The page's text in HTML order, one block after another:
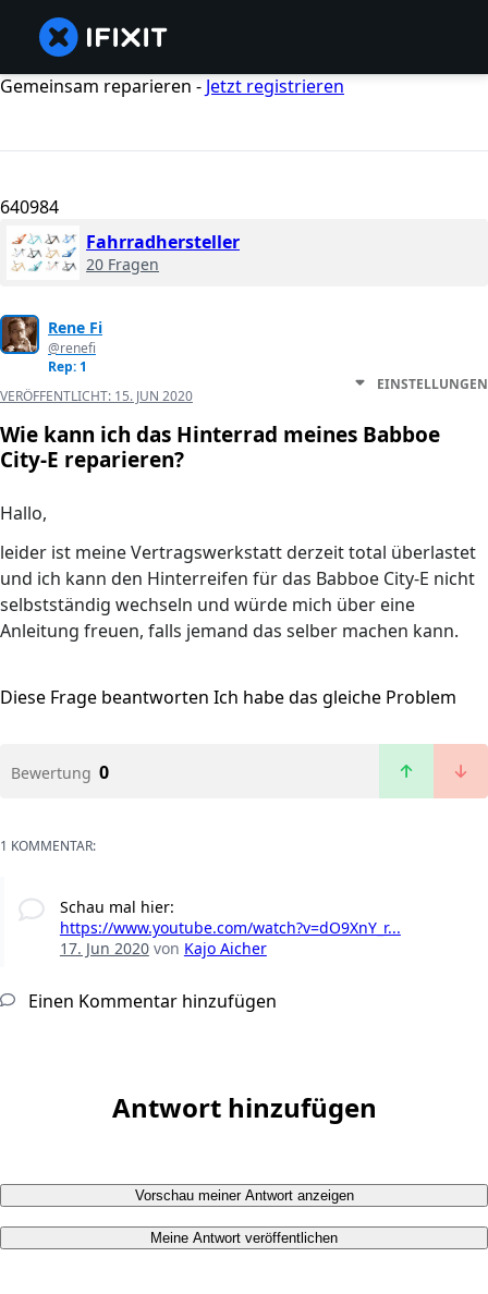
Gemeinsam reparieren - Jetzt registrieren
640984
Fahrradhersteller
20 Fragen
Rene Fi
@renefi
Rep: 1
VERÖFFENTLICHT: 15. JUN 2020
EINSTELLUNGEN
Wie kann ich das Hinterrad meines Babboe
City-E reparieren?
Hallo,
leider ist meine Vertragswerkstatt derzeit total überlastet
und ich kann den Hinterreifen für das Babboe City-E nicht
selbstständig wechseln und würde mich über eine
Anleitung freuen, falls jemand das selber machen kann.
Diese Frage beantworten Ich habe das gleiche Problem
Bewertung 0
1 KOMMENTAR:
Schau mal hier:
https://www.youtube.com/watch?v=dO9XnY_r...
17. Jun 2020von Kajo Aicher
Einen Kommentar hinzufügen
Antwort hinzufügen
Vorschau meiner Antwort anzeigen
Meine Antwort veröffentlichen